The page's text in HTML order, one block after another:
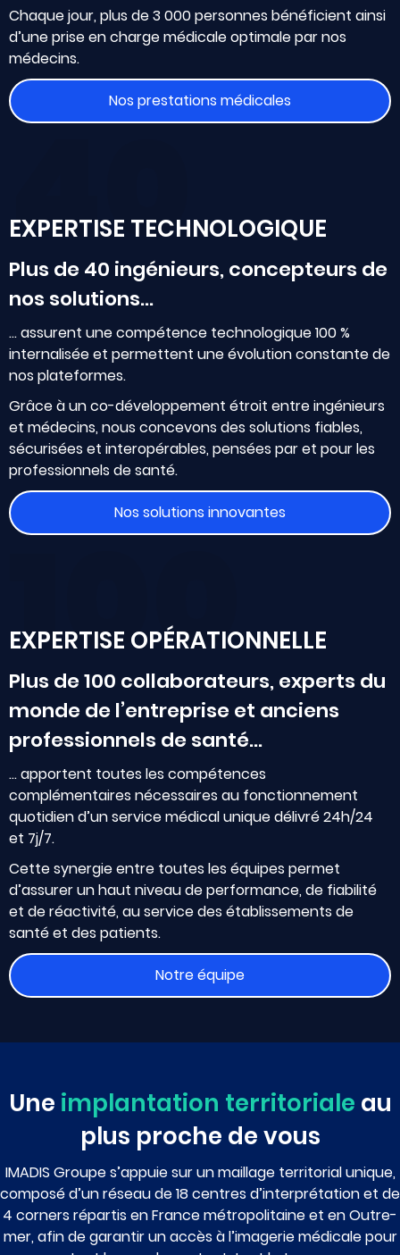
Chaque jour, plus de 3 000 personnes bénéficient ainsi
d’une prise en charge médicale optimale par nos
médecins.
Nos prestations médicales
40
EXPERTISE TECHNOLOGIQUE
Plus de 40 ingénieurs, concepteurs de
nos solutions…
… assurent une compétence technologique 100 %
internalisée et permettent une évolution constante de
nos plateformes.
Grâce à un co-développement étroit entre ingénieurs
et médecins, nous concevons des solutions fiables,
sécurisées et interopérables, pensées par et pour les
professionnels de santé.
Nos solutions innovantes
100
EXPERTISE OPÉRATIONNELLE
Plus de 100 collaborateurs, experts du
monde de l’entreprise et anciens
professionnels de santé…
… apportent toutes les compétences
complémentaires nécessaires au fonctionnement
quotidien d’un service médical unique délivré 24h/24
et 7j/7.
Cette synergie entre toutes les équipes permet
d’assurer un haut niveau de performance, de fiabilité
et de réactivité, au service des établissements de
santé et des patients.
Notre équipe
Une implantation territoriale au
plus proche de vous
IMADIS Groupe s’appuie sur un maillage territorial unique,
composé d’un réseau de 18 centres d’interprétation et de
4 corners répartis en France métropolitaine et en Outre-
mer, afin de garantir un accès à l’imagerie médicale pour